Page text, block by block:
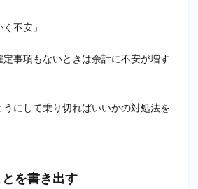
不安」
事項もないときは余計に不安が増す
にして乗り切ればいいかの対処法を
を書き出す